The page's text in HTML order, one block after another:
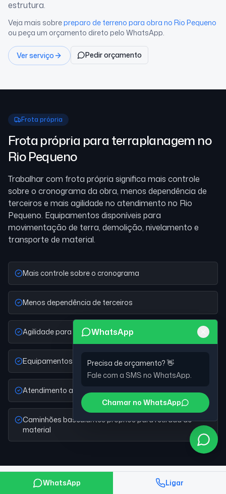
estrutura.
Veja mais sobrepreparo de terreno para obra no Rio Pequeno
ou peça um orçamento direto pelo WhatsApp.
Ver serviço Pedir orçamento
Frota própria
Frota própria para terraplanagem no
Rio Pequeno
Trabalhar com frota própria significa mais controle
sobre o cronograma da obra, menos dependência de
terceiros e mais agilidade no atendimento no Rio
Pequeno. Equipamentos disponíveis para
movimentação de terra, demolição, nivelamento e
transporte de material.
Mais controle sobre o cronograma
Menos dependência de terceiros
Agilidade para visita e orçamento
Equipamentos adequados ao porte da obra
Atendimento a obras comerciais e industriais
Caminhões basculantes próprios para retirada de
material
WhatsApp
Precisa de orçamento? 👋
Fale com a SMS no WhatsApp.
Chamar no WhatsApp
WhatsApp Ligar